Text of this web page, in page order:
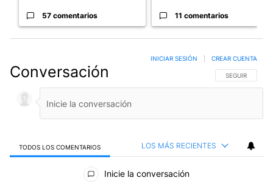
57 comentarios 11 comentarios
Conversación SIGA ESTA
SEGUIR
INICIAR SESIÓN CREAR CUENTA
TODOS LOS COMENTARIOS LOS MÁS RECIENTES
Todos los comentarios
Inicie la conversación